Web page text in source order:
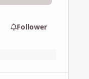
Follower